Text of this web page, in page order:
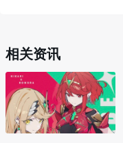
相关资讯